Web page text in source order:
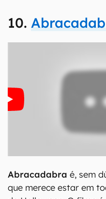
10.
Abracadabra é, sem
que merece estar em